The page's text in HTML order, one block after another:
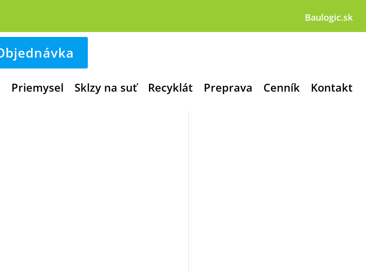
Baulogic.sk
Priemysel Sklzy na suť Recyklát Preprava Cenník Kontakt